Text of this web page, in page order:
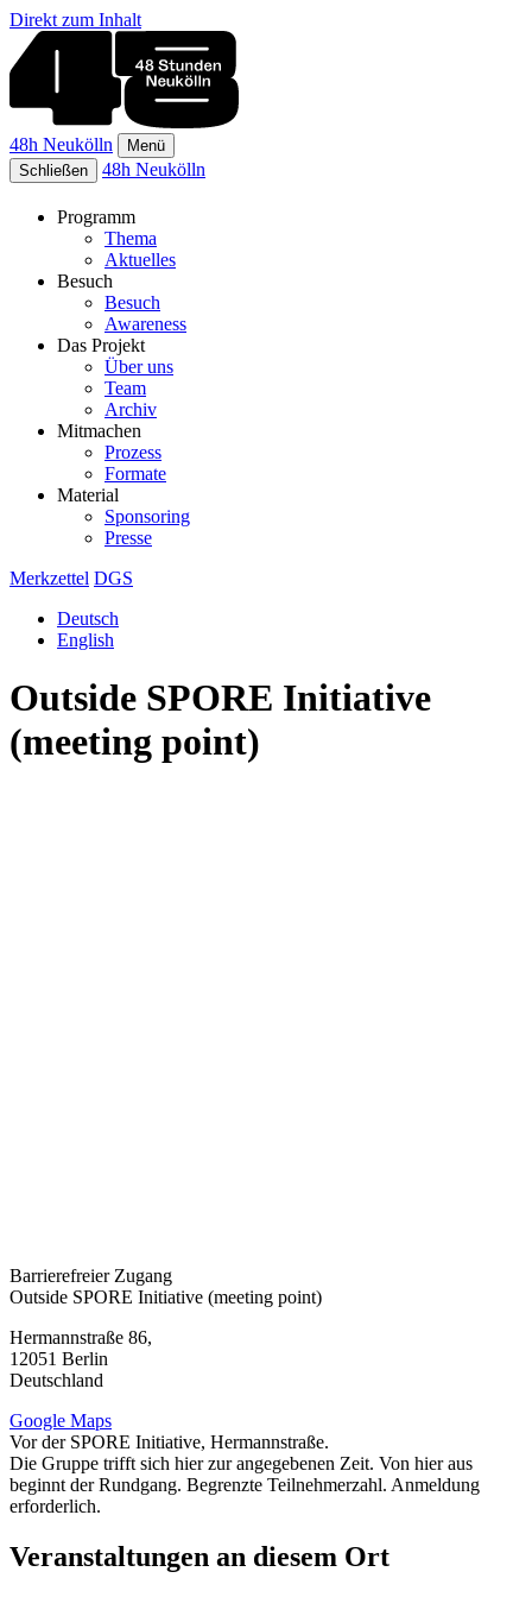
Direkt zum Inhalt
48h Neukölln
Menü
Schließen
48h Neukölln
Programm
Thema
Aktuelles
Besuch
Besuch
Awareness
Das Projekt
Über uns
Team
Archiv
Mitmachen
Prozess
Formate
Material
Sponsoring
Presse
Merkzettel DGS
Deutsch
English
Outside SPORE Initiative
(meeting point)
Barrierefreier Zugang
Outside SPORE Initiative (meeting point)
Hermannstraße 86,
12051 Berlin
Deutschland
Google Maps
Vor der SPORE Initiative, Hermannstraße.
Die Gruppe trifft sich hier zur angegebenen Zeit. Von hier aus
beginnt der Rundgang. Begrenzte Teilnehmerzahl. Anmeldung
erforderlich.
Veranstaltungen an diesem Ort